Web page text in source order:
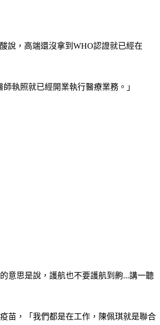
說，高端還沒拿到WHO認證就已經在
執照就已經開業執行醫療業務。」
意思是說，護航也不要護航到齁...講一聽
苗，「我們都是在工作，陳佩琪就是聯合